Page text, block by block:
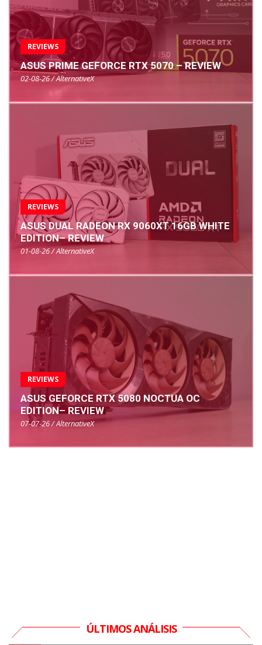
REVIEWS
ASUS PRIME GEFORCE RTX 5070 – REVIEW
02-08-26 / AlternativeX
REVIEWS
ASUS DUAL RADEON RX 9060XT 16GB WHITE
EDITION– REVIEW
01-08-26 / AlternativeX
REVIEWS
ASUS GEFORCE RTX 5080 NOCTUA OC
EDITION– REVIEW
07-07-26 / AlternativeX
ÚLTIMOS ANÁLISIS